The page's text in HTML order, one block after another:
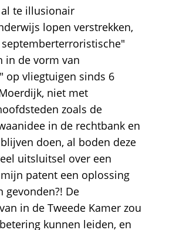
te illusionair
lopen verstrekken,
in de vorm van
op vliegtuigen sinds 6
niet met
zoals de
in de rechtbank en
doen, al boden deze
uitsluitsel over een
patent een oplossing
gevonden?! De
in de Tweede Kamer zou
kunnen leiden, en